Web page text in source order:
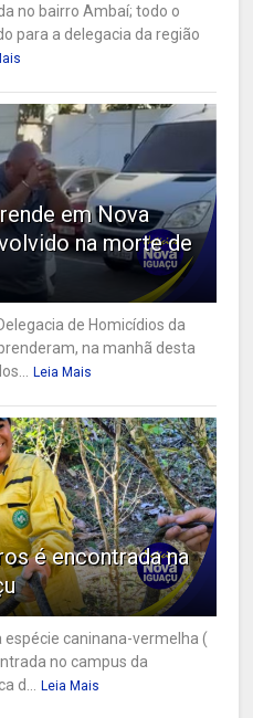
no bairro Ambaí; todo o
para a delegacia da região
em Nova
na morte de
de Homicídios da
na manhã desta
Leia Mais
é encontrada na
espécie caninana-vermelha (
no campus da
d...
Leia Mais